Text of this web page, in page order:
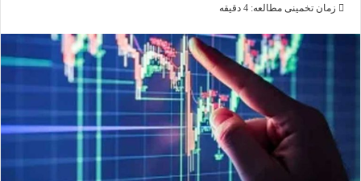
زمان تخمینی مطالعه: 4 دقیقه